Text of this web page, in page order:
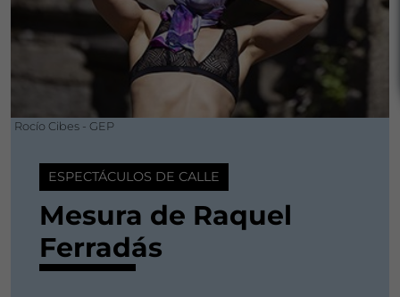
Rocío Cibes - GEP
ESPECTÁCULOS DE CALLE
Mesura de Raquel
Ferradás